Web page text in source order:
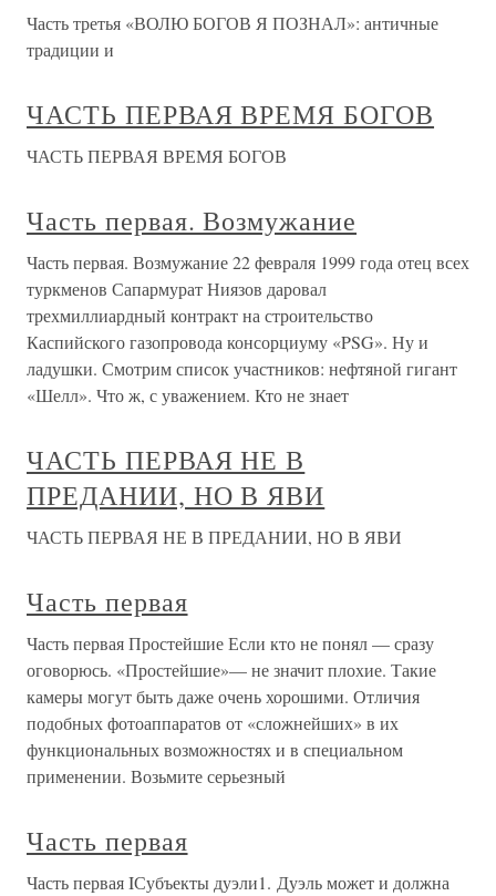
Часть третья «ВОЛЮ БОГОВ Я ПОЗНАЛ»: античные
традиции и
ЧАСТЬ ПЕРВАЯ ВРЕМЯ БОГОВ
ЧАСТЬ ПЕРВАЯ ВРЕМЯ БОГОВ
Часть первая. Возмужание
Часть первая. Возмужание 22 февраля 1999 года отец всех
туркменов Сапармурат Ниязов даровал
трехмиллиардный контракт на строительство
Каспийского газопровода консорциуму «PSG». Ну и
ладушки. Смотрим список участников: нефтяной гигант
«Шелл». Что ж, с уважением. Кто не знает
ЧАСТЬ ПЕРВАЯ НЕ В
ПРЕДАНИИ, НО В ЯВИ
ЧАСТЬ ПЕРВАЯ НЕ В ПРЕДАНИИ, НО В ЯВИ
Часть первая
Часть первая Простейшие Если кто не понял — сразу
оговорюсь. «Простейшие»— не значит плохие. Такие
камеры могут быть даже очень хорошими. Отличия
подобных фотоаппаратов от «сложнейших» в их
функциональных возможностях и в специальном
применении. Возьмите серьезный
Часть первая
Часть первая IСубъекты дуэли1. Дуэль может и должна